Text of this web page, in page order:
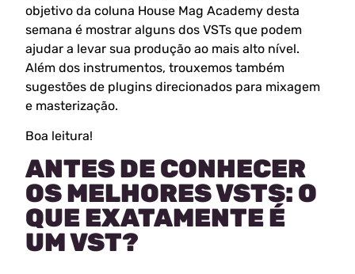
objetivo da coluna House Mag Academy desta
semana é mostrar alguns dos VSTs que podem
ajudar a levar sua produção ao mais alto nível.
Além dos instrumentos, trouxemos também
sugestões de plugins direcionados para mixagem
e masterização.
Boa leitura!
ANTES DE CONHECER
OS MELHORES VSTS: O
QUE EXATAMENTE É
UM VST?